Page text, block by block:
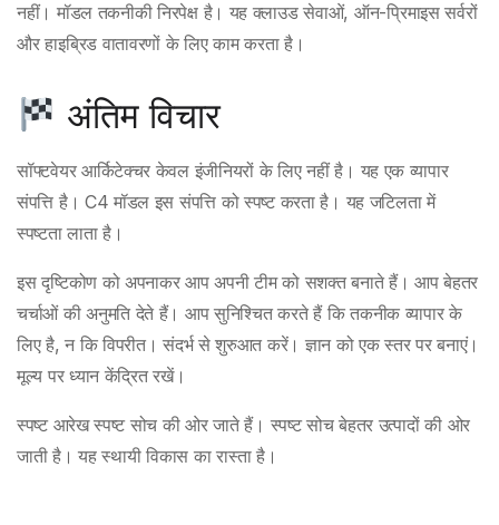
नहीं। मॉडल तकनीकी निरपेक्ष है। यह क्लाउड सेवाओं, ऑन-प्रिमाइस सर्वरों
और हाइब्रिड वातावरणों के लिए काम करता है।
अंतिम विचार
सॉफ्टवेयर आर्किटेक्चर केवल इंजीनियरों के लिए नहीं है। यह एक व्यापार
संपत्ति है। C4 मॉडल इस संपत्ति को स्पष्ट करता है। यह जटिलता में
स्पष्टता लाता है।
इस दृष्टिकोण को अपनाकर आप अपनी टीम को सशक्त बनाते हैं। आप बेहतर
चर्चाओं की अनुमति देते हैं। आप सुनिश्चित करते हैं कि तकनीक व्यापार के
लिए है, न कि विपरीत। संदर्भ से शुरुआत करें। ज्ञान को एक स्तर पर बनाएं।
मूल्य पर ध्यान केंद्रित रखें।
स्पष्ट आरेख स्पष्ट सोच की ओर जाते हैं। स्पष्ट सोच बेहतर उत्पादों की ओर
जाती है। यह स्थायी विकास का रास्ता है।